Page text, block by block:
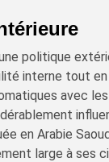
politique
interne tout
avec
en Arabie
large à ses